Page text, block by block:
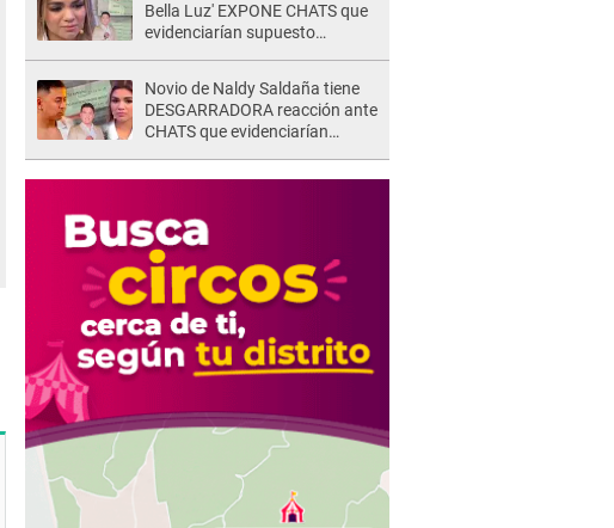
Bella Luz' EXPONE CHATS que
evidenciarían supuesto
Novio de Naldy Saldaña tiene
DESGARRADORA reacción ante
CHATS que evidenciarían